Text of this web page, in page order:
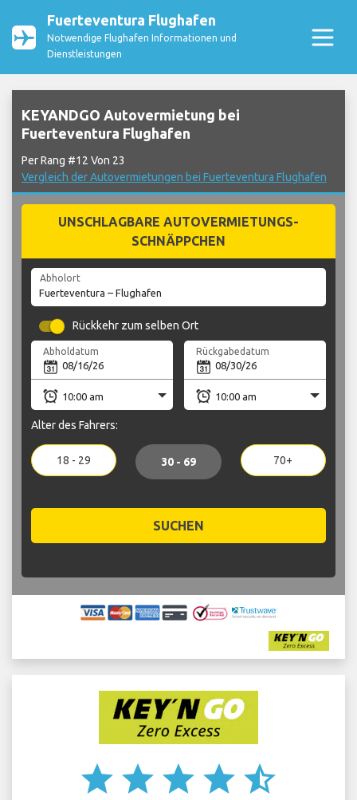
Fuerteventura Flughafen
Notwendige Flughafen Informationen und
Dienstleistungen
KEYANDGO Autovermietung bei
Fuerteventura Flughafen
Per Rang #12 Von 23
Vergleich der Autovermietungen bei Fuerteventura Flughafen
UNSCHLAGBARE AUTOVERMIETUNGS-
SCHNÄPPCHEN
Abholort
Rückkehr zum selben Ort
Abholdatum Rückgabedatum
Alter des Fahrers:
18 - 29 30 - 69 70+
SUCHEN
star star star star star_half